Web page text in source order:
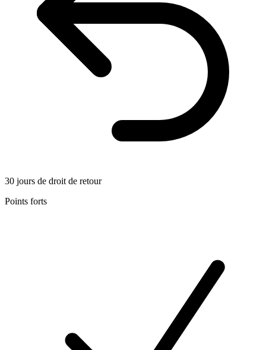
30 jours de droit de retour
Points forts